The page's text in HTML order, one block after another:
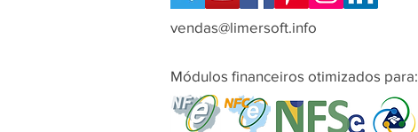
vendas@limersoft.info
Módulos financeiros otimizados para: